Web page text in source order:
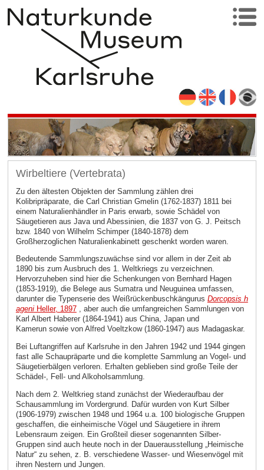
Wirbeltiere (Vertebrata)
Zu den ältesten Objekten der Sammlung zählen drei
Kolibripräparate, die Carl Christian Gmelin (1762-1837) 1811 bei
einem Naturalienhändler in Paris erwarb, sowie Schädel von
Säugetieren aus Java und Abessinien, die 1837 von G. J. Peitsch
bzw. 1840 von Wilhelm Schimper (1840-1878) dem
Großherzoglichen Naturalienkabinett geschenkt worden waren.
Bedeutende Sammlungszuwächse sind vor allem in der Zeit ab
1890 bis zum Ausbruch des 1. Weltkriegs zu verzeichnen.
Hervorzuheben sind hier die Schenkungen von Bernhard Hagen
(1853-1919), die Belege aus Sumatra und Neuguinea umfassen,
darunter die Typenserie des Weißrückenbuschkängurus Dorcopsis h
ageniHeller, 1897, aber auch die umfangreichen Sammlungen von
Karl Albert Haberer (1864-1941) aus China, Japan und
Kamerun sowie von Alfred Voeltzkow (1860-1947) aus Madagaskar.
Bei Luftangriffen auf Karlsruhe in den Jahren 1942 und 1944 gingen
fast alle Schaupräparte und die komplette Sammlung an Vogel- und
Säugetierbälgen verloren. Erhalten geblieben sind große Teile der
Schädel-, Fell- und Alkoholsammlung.
Nach dem 2. Weltkrieg stand zunächst der Wiederaufbau der
Schausammlung im Vordergrund. Dafür wurden von Kurt Silber
(1906-1979) zwischen 1948 und 1964 u.a. 100 biologische Gruppen
geschaffen, die einheimische Vögel und Säugetiere in ihrem
Lebensraum zeigen. Ein Großteil dieser sogenannten Silber-
Gruppen sind auch heute noch in der Dauerausstellung „Heimische
Natur“ zu sehen, z. B. verschiedene Wasser- und Wiesenvögel mit
ihren Nestern und Jungen.